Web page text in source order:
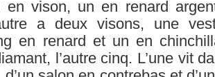
en vison, un en renard
a deux visons, une
en renard et un en
l’autre cinq. L’une vit